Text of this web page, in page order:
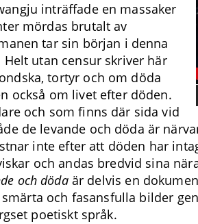
inträffade en massaker
mördas brutalt av
tar sin början i denna
utan censur skriver här
tortyr och om döda
också om livet efter döden.
och som finns där sida vid
de levande och döda är
inte efter att döden har
och andas bredvid sina
och dödaär delvis en
och fasansfulla bilder
poetiskt språk.